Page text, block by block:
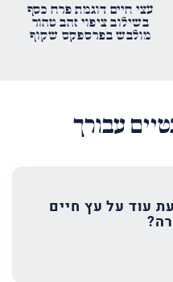
עצי חיים דוגמת פרח כסף
בשילוב ציפוי זהב טהור
מולבש בפרספקס שקוף
עבורך
עוד על עץ חיים